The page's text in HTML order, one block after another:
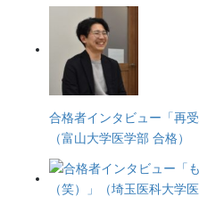
合格者インタビュー「再
（富山大学医学部 合格）